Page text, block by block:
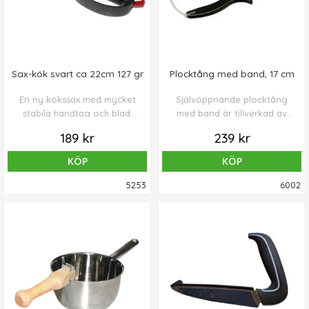
Sax-kök svart ca 22cm 127 gr
En ny kökssax med mycket
stabila handtag och blad.
klippning. Säkerhetslås för
låsning.
189 kr
KÖP
5253
Plocktång med band, 17 cm
Självöppnande plocktång
med band är tillverkad av
239 kr
KÖP
6002